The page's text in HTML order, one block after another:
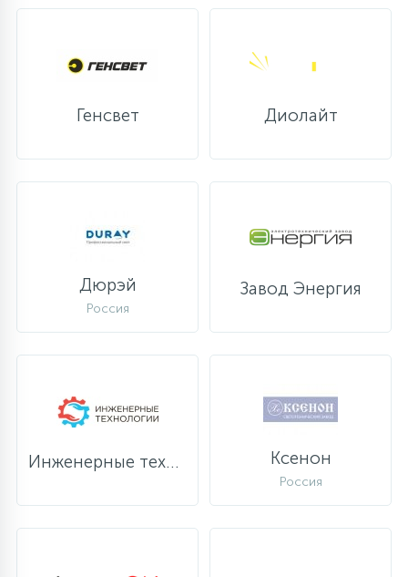
Генсвет Диолайт
Дюрэй
Россия
Завод Энергия
Инженерные технологии Ксенон
Россия